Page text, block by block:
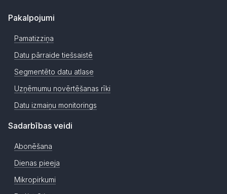
Pakalpojumi
Pamatizziņa
Datu pārraide tiešsaistē
Segmentēto datu atlase
Uzņēmumu novērtēšanas rīki
Datu izmaiņu monitorings
Sadarbības veidi
Abonēšana
Dienas pieeja
Mikropirkumi